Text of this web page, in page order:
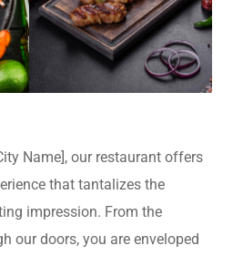
Name], our restaurant offers
that tantalizes the
impression. From the
our doors, you are enveloped